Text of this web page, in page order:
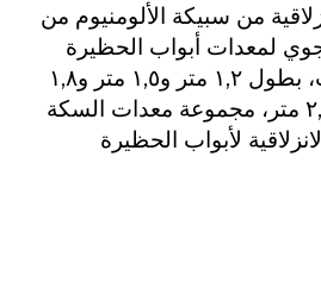
من سبيكة الألومنيوم من
لمعدات أبواب الحظيرة
والأثاث، بطول ١,٢ متر و١,٥ متر و١,٨
متر و٢,٤ متر، مجموعة معدات السكة
لأبواب الحظيرة